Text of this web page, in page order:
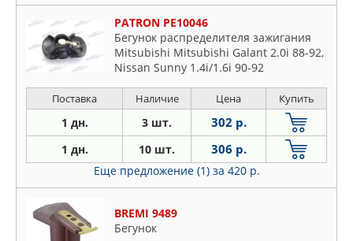
PATRON PE10046
Бегунок распределителя зажигания
Mitsubishi Mitsubishi Galant 2.0i 88-92,
Nissan Sunny 1.4i/1.6i 90-92
Поставка Наличие Цена Купить
1 дн. 3 шт. 302 р.
1 дн. 10 шт. 306 р.
Еще предложение (1) за 420 р.
BREMI 9489
Бегунок